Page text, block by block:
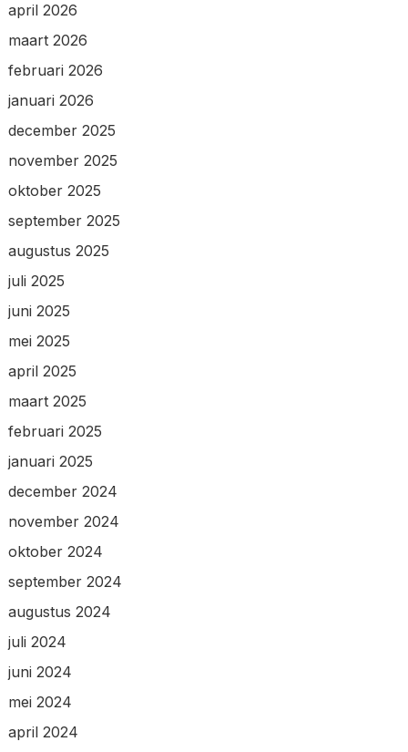
april 2026
maart 2026
februari 2026
januari 2026
december 2025
november 2025
oktober 2025
september 2025
augustus 2025
juli 2025
juni 2025
mei 2025
april 2025
maart 2025
februari 2025
januari 2025
december 2024
november 2024
oktober 2024
september 2024
augustus 2024
juli 2024
juni 2024
mei 2024
april 2024